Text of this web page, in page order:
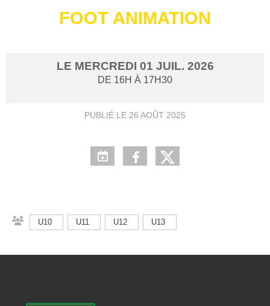
FOOT ANIMATION
LE MERCREDI 01 JUIL. 2026
DE 16H À 17H30
PUBLIÉ LE 26 AOÛT 2025
U10 U11 U12 U13